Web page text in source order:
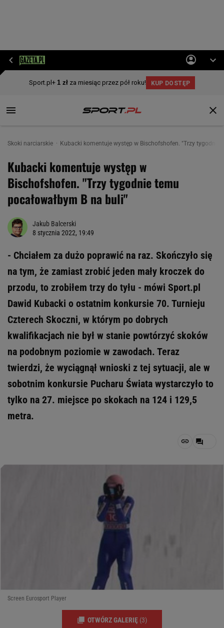
Skoki narciarskie Kubacki komentuje występ w Bischofshofen. "Trzy tygodnie
Kubacki komentuje występ w
Bischofshofen. "Trzy tygodnie temu
pocałowałbym B na buli"
Jakub Balcerski
8 stycznia 2022, 19:49
- Chciałem za dużo poprawić na raz. Skończyło się
na tym, że zamiast zrobić jeden mały kroczek do
przodu, to zrobiłem trzy do tyłu - mówi Sport.pl
Dawid Kubacki o ostatnim konkursie 70. Turnieju
Czterech Skoczni, w którym po dobrych
kwalifikacjach nie był w stanie powtórzyć skoków
na podobnym poziomie w zawodach. Teraz
twierdzi, że wyciągnął wnioski z tej sytuacji, ale w
sobotnim konkursie Pucharu Świata wystarczyło to
tylko na 27. miejsce po skokach na 124 i 129,5
metra.
Screen Eurosport Player
OTWÓRZ GALERIĘ (3)